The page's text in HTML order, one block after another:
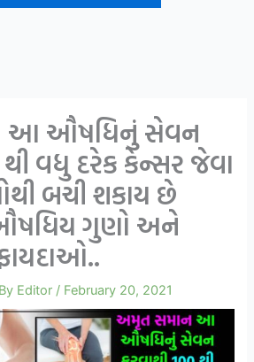
આ ઔષધિનું સેવન
થી વધુ દરેક કેન્સર જેવા
બચી શકાય છે
ગુણો અને
Editor / February 20, 2021